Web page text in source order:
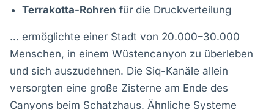
Terrakotta-Rohren für die Druckverteilung
… ermöglichte einer Stadt von 20.000–30.000
Menschen, in einem Wüstencanyon zu überleben
und sich auszudehnen. Die Siq-Kanäle allein
versorgten eine große Zisterne am Ende des
Canyons beim Schatzhaus. Ähnliche Systeme